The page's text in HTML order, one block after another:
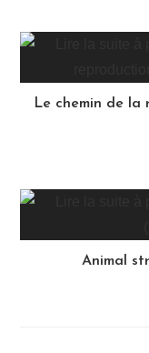
Le chemin de
Animal